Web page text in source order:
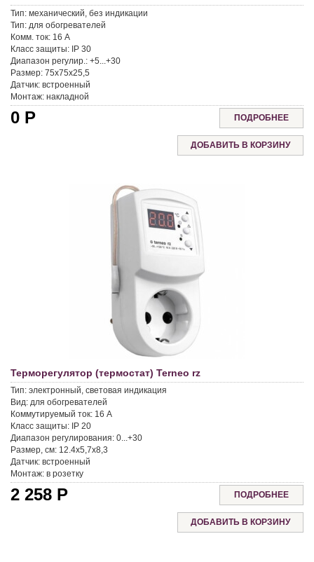
Тип: механический, без индикации
Тип: для обогревателей
Комм. ток: 16 A
Класс защиты: IP 30
Диапазон регулир.: +5...+30
Размер: 75x75x25,5
Датчик: встроенный
Монтаж: накладной
0 Р ПОДРОБНЕЕ
Терморегулятор (термостат) Terneo rz
Тип: электронный, световая индикация
Вид: для обогревателей
Коммутируемый ток: 16 A
Класс защиты: IP 20
Диапазон регулирования: 0...+30
Размер, см: 12.4x5,7x8,3
Датчик: встроенный
Монтаж: в розетку
2 258 Р ПОДРОБНЕЕ